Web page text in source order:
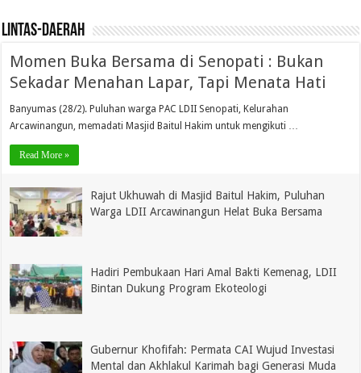
lintas-daerah
Momen Buka Bersama di Senopati : Bukan
Sekadar Menahan Lapar, Tapi Menata Hati
Banyumas (28/2). Puluhan warga PAC LDII Senopati, Kelurahan
Arcawinangun, memadati Masjid Baitul Hakim untuk mengikuti …
Read More »
Rajut Ukhuwah di Masjid Baitul Hakim, Puluhan
Warga LDII Arcawinangun Helat Buka Bersama
Hadiri Pembukaan Hari Amal Bakti Kemenag, LDII
Bintan Dukung Program Ekoteologi
Gubernur Khofifah: Permata CAI Wujud Investasi
Mental dan Akhlakul Karimah bagi Generasi Muda